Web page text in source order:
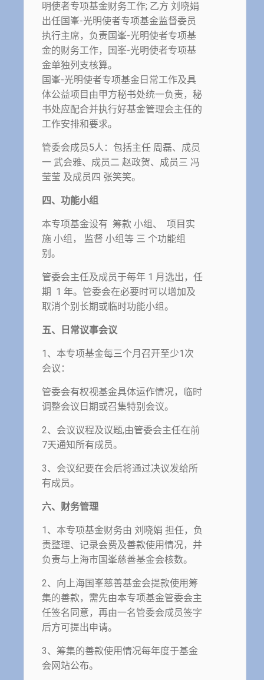
明使者专项基金财务工作; 乙方 刘晓娟
出任国峯-光明使者专项基金监督委员
执行主席，负责国峯-光明使者专项基
金的财务工作，国峯-光明使者专项基
金单独列支核算。
国峯-光明使者专项基金日常工作及具
体公益项目由甲方秘书处统一负责，秘
书处应配合并执行好基金管理会主任的
工作安排和要求。
管委会成员5人：包括主任 周磊、成员
一 武会雅、成员二 赵政贺、成员三 冯
莹莹 及成员四 张笑笑。
四、功能小组
本专项基金设有 筹款 小组、 项目实
施 小组， 监督 小组等 三 个功能组
别。
管委会主任及成员于每年 1 月选出，任
期 1 年。管委会在必要时可以增加及
取消个别长期或临时功能小组。
五、日常议事会议
1、本专项基金每三个月召开至少1次
会议：
管委会有权视基金具体运作情况，临时
调整会议日期或召集特别会议。
2、会议议程及议题,由管委会主任在前
7天通知所有成员。
3、会议纪要在会后将通过决议发给所
有成员。
六、财务管理
1、本专项基金财务由 刘晓娟 担任，负
责整理、记录会费及善款使用情况，并
负责与上海市国峯慈善基金会核数。
2、向上海国峯慈善基金会提款使用筹
集的善款，需先由本专项基金管委会主
任签名同意，再由一名管委会成员签字
后方可提出申请。
3、筹集的善款使用情况每年度于基金
会网站公布。